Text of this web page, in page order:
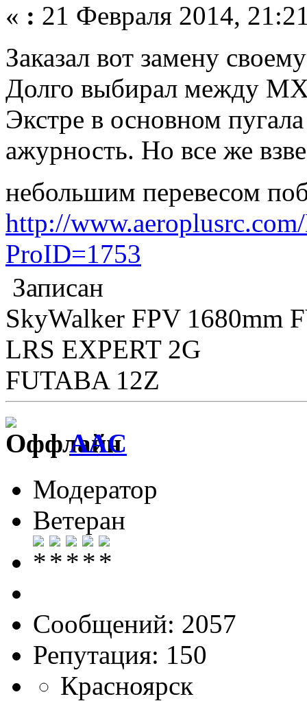
« : 21 Февраля 2014,
Заказал вот замену
Долго выбирал между
Экстре в основном
ажурность. Но все же
небольшим перевесом
http://
ProID=1753
Записан
SkyWalker FPV 1680mm
LRS EXPERT 2G
FUTABA 12Z
AAC
Модератор
Ветеран
Сообщений: 2057
Репутация: 150
Красноярск